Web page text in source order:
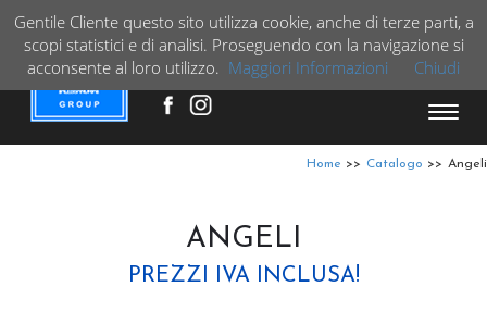
+39 3515881894
VAI
di
Angeli
Catalogo >>
Home >>
ANGELI
PREZZI IVA INCLUSA!
Gentile Cliente questo sito utilizza cookie, anche di terze parti, a
scopi statistici e di analisi. Proseguendo con la navigazione si
acconsente al loro utilizzo. Maggiori Informazioni Chiudi